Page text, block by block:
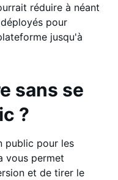
réduire à néant
pour
jusqu'à
sans se
?
public pour les
vous permet
et de tirer le